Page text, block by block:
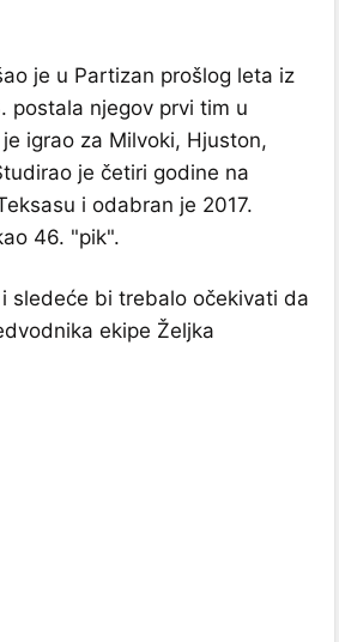
je u Partizan prošlog leta iz
postala njegov prvi tim u
igrao za Milvoki, Hjuston,
je četiri godine na
i odabran je 2017.
46. "pik".
sledeće bi trebalo očekivati da
ekipe Željka